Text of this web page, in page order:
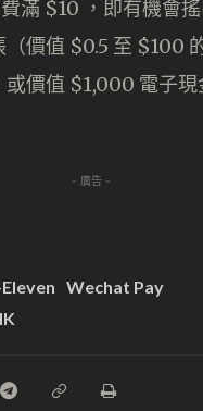
滿 $10 ，即有機會
價值 $0.5 至 $100
或價值 $1,000 電子現
- 廣告 -
Wechat Pay